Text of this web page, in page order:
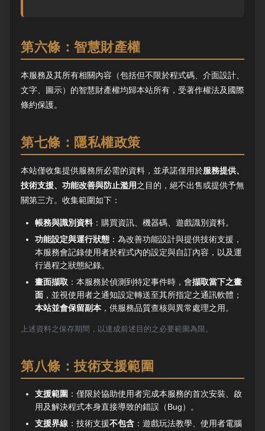
第六條：智慧財產權
本服務及其所有相關內容（包括但不限於程式碼、介面設計、
文字、圖示）的智慧財產權均歸本站所有，受著作權法及國際
條約保護。
第七條：隱私權政策
本站僅收集提供服務所必需的資料，並承諾僅用於服務提供、
技術支援、功能改善與防止濫用之目的，絕不出售或提供予無
關第三方。收集範圍如下：
帳務與識別資料 ：購買資訊、機器碼、遊戲識別資料。
功能設定與運行狀態 ：為改善功能設計與提供技術支援，
本服務會記錄使用者於程式內的設定與自訂內容，以及運
行過程之狀態紀錄。
畫面擷取 ：本服務於偵測到特定事件時，會擷取當下之畫
面 ，並視使用者之通知設定轉送至其所指定之通訊軟體；
本站並會保留副本 ，供服務品質查核與異常處理之用。
上述資料之保存期間，以達成前述目的之必要範圍為限。
第八條：技術支援範圍
支援範圍 ：僅限於協助使用者完成本服務的首次安裝、啟
用及解決程式本身直接導致的錯誤（Bug）。
支援界線 ：技術支援不包含 ：遊戲玩法教學、使用者電腦